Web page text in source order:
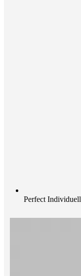
Perfect Individuell